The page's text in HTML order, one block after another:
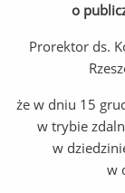
o
Prorektor ds.
że w dniu 15
w trybie
w
w